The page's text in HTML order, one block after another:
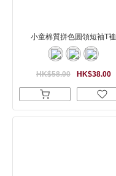
小童棉質拼色圓領短袖T裇
HK$38.00
HK$58.00